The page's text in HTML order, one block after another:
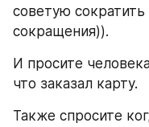
советую сократить
сокращения)).
И просите
что заказал карту.
Также спросите